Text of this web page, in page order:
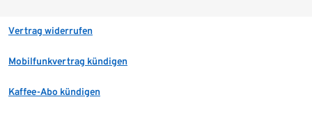
Vertrag widerrufen
Mobilfunkvertrag kündigen
Kaffee-Abo kündigen